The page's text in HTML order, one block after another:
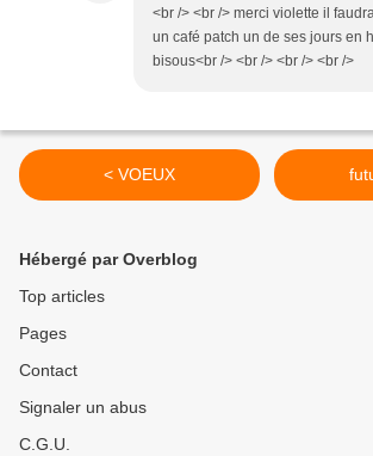
<br /> <br /> merci violette il
un café patch un de ses jours en
bisous<br /> <br /> <br /> <br />
< VOEUX
Hébergé par Overblog
Top articles
Pages
Contact
Signaler un abus
C.G.U.